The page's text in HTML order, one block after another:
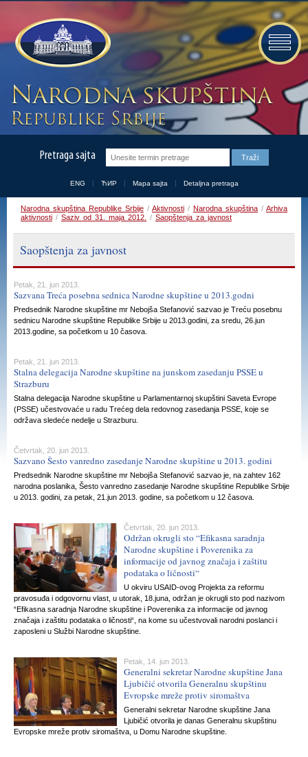
Pretraga sajta
ENG ЋИР Mapa sajta Detaljna pretraga
Narodna skupština Republike Srbije / Aktivnosti / Narodna skupština / Arhiva
aktivnosti / Saziv od 31. maja 2012. / Saopštenja za javnost
Saopštenja za javnost
Petak, 21. jun 2013.
Sazvana Treća posebna sednica Narodne skupštine u 2013.godni
Predsednik Narodne skupštine mr Nebojša Stefanović sazvao je Treću posebnu
sednicu Narodne skupštine Republike Srbije u 2013.godini, za sredu, 26.jun
2013.godine, sa početkom u 10 časova.
Petak, 21. jun 2013.
Stalna delegacija Narodne skupštine na junskom zasedanju PSSE u
Strazburu
Stalna delegacija Narodne skupštine u Parlamentarnoj skupštini Saveta Evrope
(PSSE) učestvovaće u radu Trećeg dela redovnog zasedanja PSSE, koje se
održava sledeće nedelje u Strazburu.
Četvrtak, 20. jun 2013.
Sazvano Šesto vanredno zasedanje Narodne skupštine u 2013. godini
Predsednik Narodne skupštine mr Nebojša Stefanović sazvao je, na zahtev 162
narodna poslanika, Šesto vanredno zasedanje Narodne skupštine Republike Srbije
u 2013. godini, za petak, 21.jun 2013. godine, sa početkom u 12 časova.
Četvrtak, 20. jun 2013.
Održan okrugli sto “Efikasna saradnja
Narodne skupštine i Poverenika za
informacije od javnog značaja i zaštitu
podataka o ličnosti“
U okviru USAID-ovog Projekta za reformu
pravosuđa i odgovornu vlast, u utorak, 18.juna, održan je okrugli sto pod nazivom
“Efikasna saradnja Narodne skupštine i Poverenika za informacije od javnog
značaja i zaštitu podataka o ličnosti“, na kome su učestvovali narodni poslanci i
zaposleni u Službi Narodne skupštine.
Petak, 14. jun 2013.
Generalni sekretar Narodne skupštine Jana
Ljubičić otvorila Generalnu skupštinu
Evropske mreže protiv siromaštva
Generalni sekretar Narodne skupštine Jana
Ljubičić otvorila je danas Generalnu skupštinu
Evropske mreže protiv siromaštva, u Domu Narodne skupštine.